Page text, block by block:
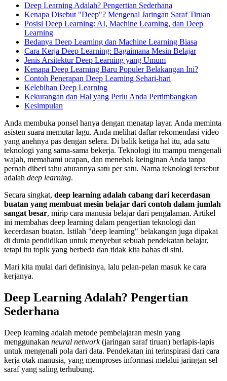
Deep Learning Adalah? Pengertian Sederhana
Kenapa Disebut "Deep"? Mengenal Jaringan Saraf Tiruan
Posisi Deep Learning: AI, Machine Learning, dan Deep
Learning
Bedanya Deep Learning dan Machine Learning Biasa
Cara Kerja Deep Learning: Bagaimana Mesin Belajar
Jenis Arsitektur Deep Learning yang Umum
Kenapa Deep Learning Baru Populer Belakangan Ini?
Contoh Penerapan Deep Learning Sehari-hari
Kelebihan Deep Learning
Kekurangan dan Hal yang Perlu Anda Pertimbangkan
Kesimpulan
Anda membuka ponsel hanya dengan menatap layar. Anda meminta
asisten suara memutar lagu. Anda melihat daftar rekomendasi video
yang anehnya pas dengan selera. Di balik ketiga hal itu, ada satu
teknologi yang sama-sama bekerja. Teknologi itu mampu mengenali
wajah, memahami ucapan, dan menebak keinginan Anda tanpa
pernah diberi tahu aturannya satu per satu. Nama teknologi tersebut
adalah deep learning.
Secara singkat, deep learning adalah cabang dari kecerdasan
buatan yang membuat mesin belajar dari contoh dalam jumlah
sangat besar, mirip cara manusia belajar dari pengalaman. Artikel
ini membahas deep learning dalam pengertian teknologi dan
kecerdasan buatan. Istilah "deep learning" belakangan juga dipakai
di dunia pendidikan untuk menyebut sebuah pendekatan belajar,
tetapi itu topik yang berbeda dan tidak kita bahas di sini.
Mari kita mulai dari definisinya, lalu pelan-pelan masuk ke cara
kerjanya.
Deep Learning Adalah? Pengertian
Sederhana
Deep learning adalah metode pembelajaran mesin yang
menggunakan neural network(jaringan saraf tiruan) berlapis-lapis
untuk mengenali pola dari data. Pendekatan ini terinspirasi dari cara
kerja otak manusia, yang memproses informasi melalui jaringan sel
saraf yang saling terhubung.